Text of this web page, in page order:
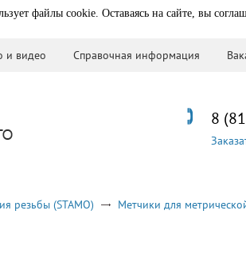
файлы cookie. Оставаясь на сайте, вы
и видео Справочная информация
8
резьбы (STAMO) Метчики для